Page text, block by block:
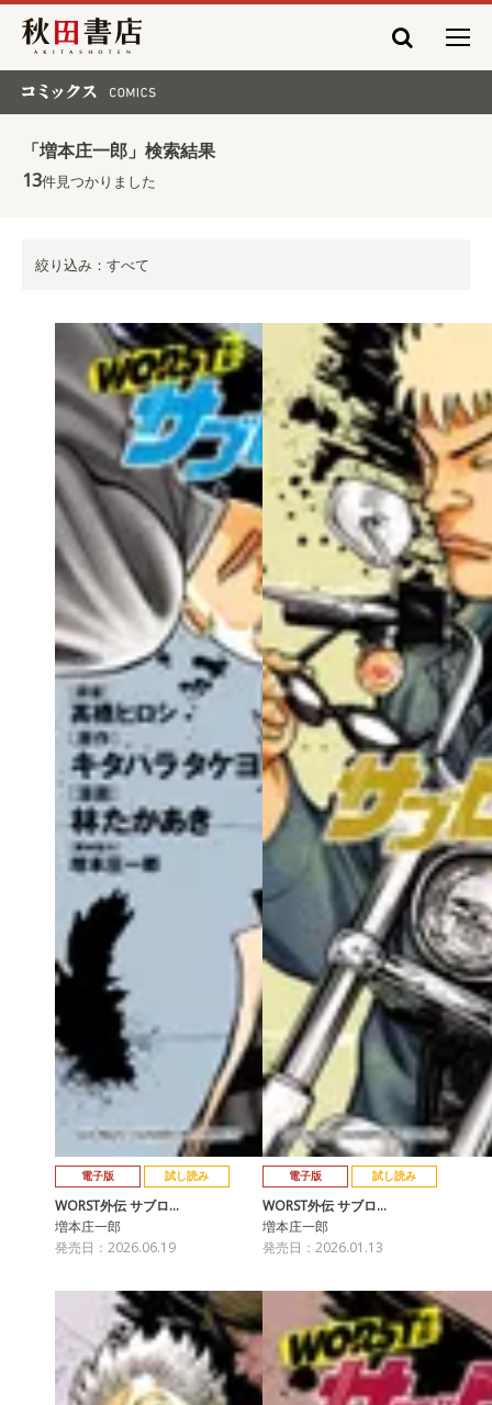
秋田書店
「増本庄一郎」検索結果
13件見つかりました
絞り込み：すべて
電子版 試し読み
WORST外伝 サブロ…
増本庄一郎
発売日：2026.06.19
電子版 試し読み
WORST外伝 サブロ…
増本庄一郎
発売日：2026.01.13